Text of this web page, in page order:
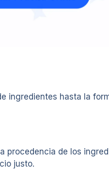
ingredientes hasta la
procedencia de los
justo.